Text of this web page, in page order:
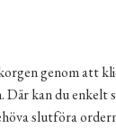
genom att
Där kan du enkelt
slutföra